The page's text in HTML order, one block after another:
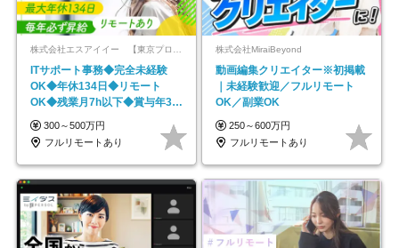
株式会社エスアイイー 【東京プロマーケット上場】
ITサポート事務◆完全未経験
OK◆年休134日◆リモート
OK◆残業月7h以下◆賞与年3回
◆5年目まで必ず昇給
300～500万円
フルリモートあり
株式会社MiraiBeyond
動画編集クリエイター※初掲載
｜未経験歓迎／フルリモート
OK／副業OK
250～600万円
フルリモートあり